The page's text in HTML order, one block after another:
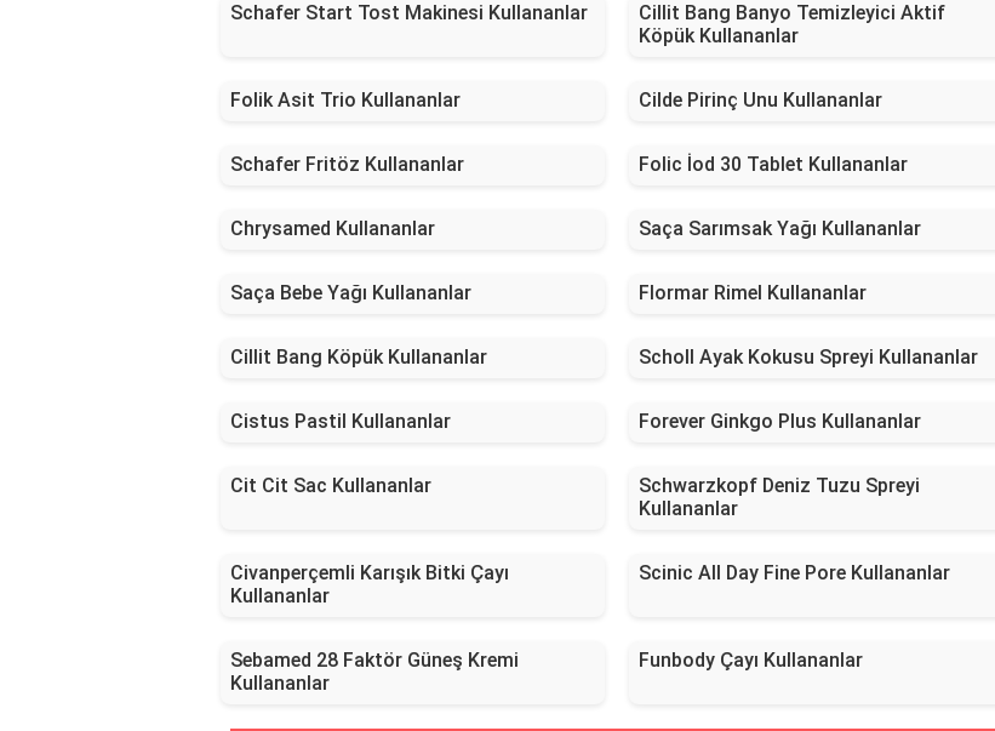
Schafer Start Tost Makinesi Kullananlar
Cillit Bang Banyo Temizleyici Aktif
Köpük Kullananlar
Folik Asit Trio Kullananlar Cilde Pirinç Unu Kullananlar
Schafer Fritöz Kullananlar Folic İod 30 Tablet Kullananlar
Chrysamed Kullananlar Saça Sarımsak Yağı Kullananlar
Saça Bebe Yağı Kullananlar Flormar Rimel Kullananlar
Cillit Bang Köpük Kullananlar Scholl Ayak Kokusu Spreyi Kullananlar
Cistus Pastil Kullananlar Forever Ginkgo Plus Kullananlar
Cit Cit Sac Kullananlar
Schwarzkopf Deniz Tuzu Spreyi
Kullananlar
Civanperçemli Karışık Bitki Çayı
Kullananlar
Scinic All Day Fine Pore Kullananlar
Sebamed 28 Faktör Güneş Kremi
Kullananlar
Funbody Çayı Kullananlar